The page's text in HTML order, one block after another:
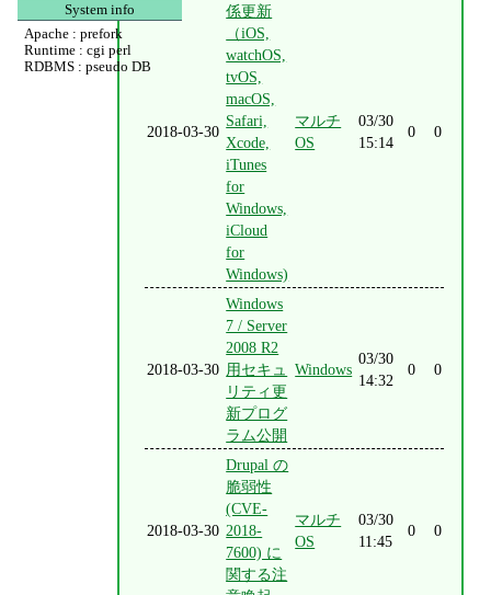
2018-03-30
係更新
（iOS,
watchOS,
tvOS,
macOS,
Safari,
Xcode,
iTunes
for
Windows,
iCloud
for
Windows)
マルチ
OS
03/30
15:14
0 0
2018-03-30
Windows
7 / Server
2008 R2
用セキュ
リティ更
新プログ
ラム公開
Windows
03/30
14:32
0 0
2018-03-30
Drupal の
脆弱性
(CVE-
2018-
7600) に
関する注
マルチ
OS
03/30
11:45
0 0
System info
Apache : prefork
Runtime : cgi perl
RDBMS : pseudo DB